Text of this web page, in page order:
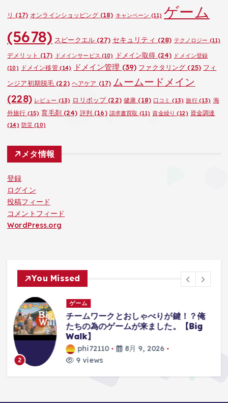
リ (17) オンラインショッピング(18) キャンペーン (11) ゲーム
(5678) スピークエル(27) セキュリティ (28) テクノロジー (11)
デメリット (17) ドメインサービス (10) ドメイン取得 (24) ドメイン登録
(10)
ドメイン移管(14) ドメイン管理 (39) ファクタリング (25) フィ
ンジア初期脱毛 (22) ヘアケア (17) ムームードメイン
(228) レビュー (13) ロリポップ(22) 健康 (18) 口コミ (13) 旅行(13) 海
外旅行 (15) 育毛剤(24) 評判 (16) 請求書買取 (11) 資金繰り (12) 資金調達
(14) 防災 (10)
メタ情報
登録
ログイン
投稿フィード
コメントフィード
WordPress.org
You Missed
3
ゲーム
【レトロゲーム】機動戦士Zガンダム
エゥーゴvs.ティターンズ
PlayStation2 【ゆっくり実況】
phi72110
8月 9, 2026
9 views